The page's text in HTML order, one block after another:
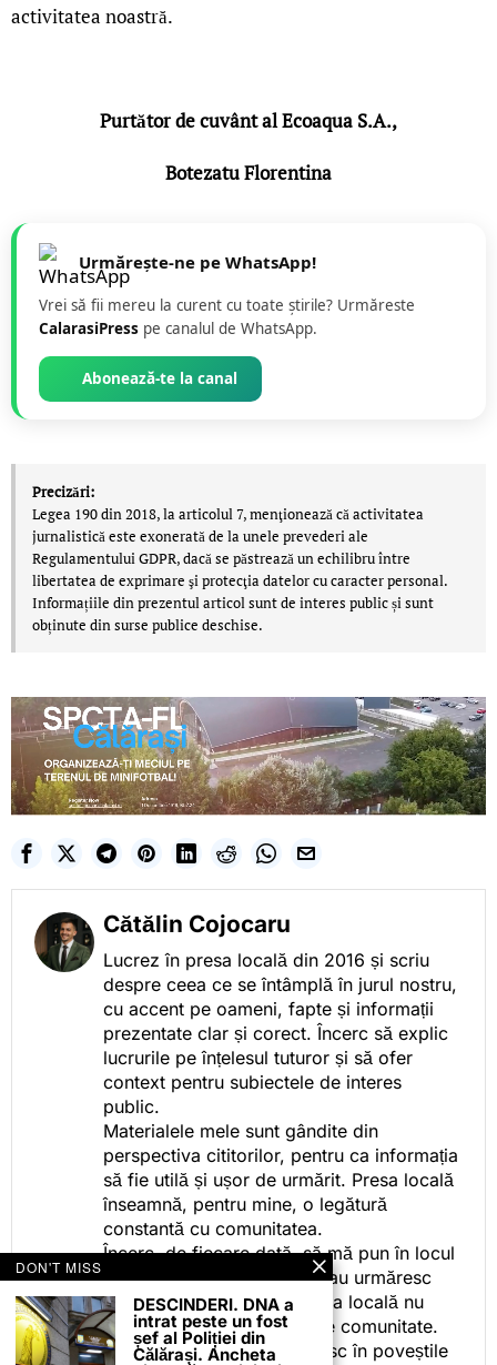
activitatea noastră.
Purtător de cuvânt al Ecoaqua S.A.,
Botezatu Florentina
Urmărește-ne pe WhatsApp!
Vrei să fii mereu la curent cu toate știrile? Urmăreste
CalarasiPress pe canalul de WhatsApp.
Abonează-te la canal
Precizări:
Legea 190 din 2018, la articolul 7, menţionează că activitatea
jurnalistică este exonerată de la unele prevederi ale
Regulamentului GDPR, dacă se păstrează un echilibru între
libertatea de exprimare şi protecţia datelor cu caracter personal.
Informațiile din prezentul articol sunt de interes public și sunt
obținute din surse publice deschise.
Cătălin Cojocaru
Lucrez în presa locală din 2016 și scriu
despre ceea ce se întâmplă în jurul nostru,
cu accent pe oameni, fapte și informații
prezentate clar și corect. Încerc să explic
lucrurile pe înțelesul tuturor și să ofer
context pentru subiectele de interes
public.
Materialele mele sunt gândite din
perspectiva cititorilor, pentru ca informația
să fie utilă și ușor de urmărit. Presa locală
înseamnă, pentru mine, o legătură
constantă cu comunitatea.
Încerc, de fiecare dată, să mă pun în locul
celor care citesc, privesc sau urmăresc
ceea ce fac. Pentru că presa locală nu
este despre mine, ci despre comunitate.
Iar dacă oamenii se regăsesc în poveștile
DON'T MISS
DESCINDERI. DNA a
intrat peste un fost
șef al Poliției din
Călărași. Ancheta